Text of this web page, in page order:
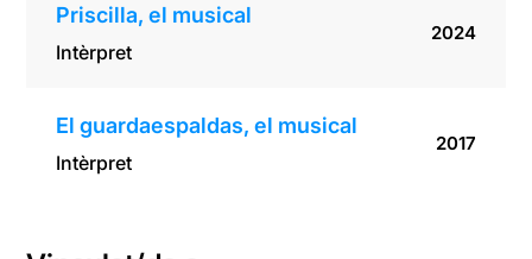
Priscilla, el musical
Intèrpret
2024
El guardaespaldas, el musical
Intèrpret
2017